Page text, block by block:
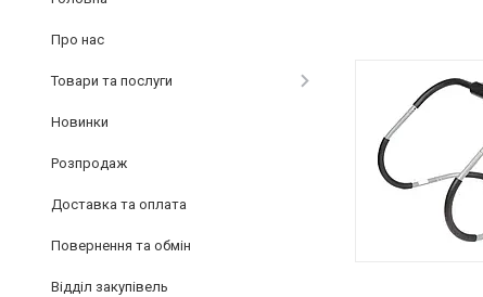
Про нас
Товари та послуги
Новинки
Розпродаж
Доставка та оплата
Повернення та обмін
Відділ закупівель